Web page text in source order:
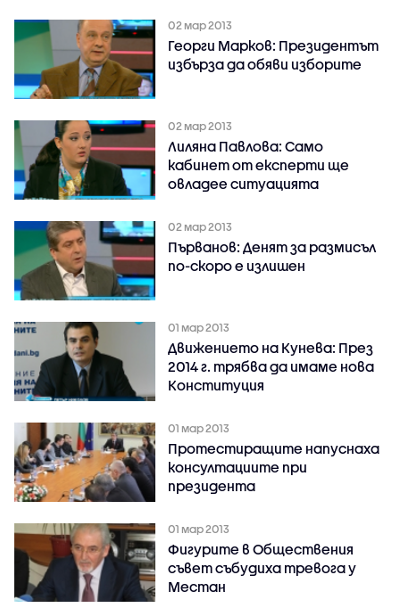
02 мар 2013
Георги Марков: Президентът
избърза да обяви изборите
02 мар 2013
Лиляна Павлова: Само
кабинет от експерти ще
овладее ситуацията
02 мар 2013
Първанов: Денят за размисъл
по-скоро е излишен
01 мар 2013
Движението на Кунева: През
2014 г. трябва да имаме нова
Конституция
01 мар 2013
Протестиращите напуснаха
консултациите при
президента
01 мар 2013
Фигурите в Обществения
съвет събудиха тревога у
Местан